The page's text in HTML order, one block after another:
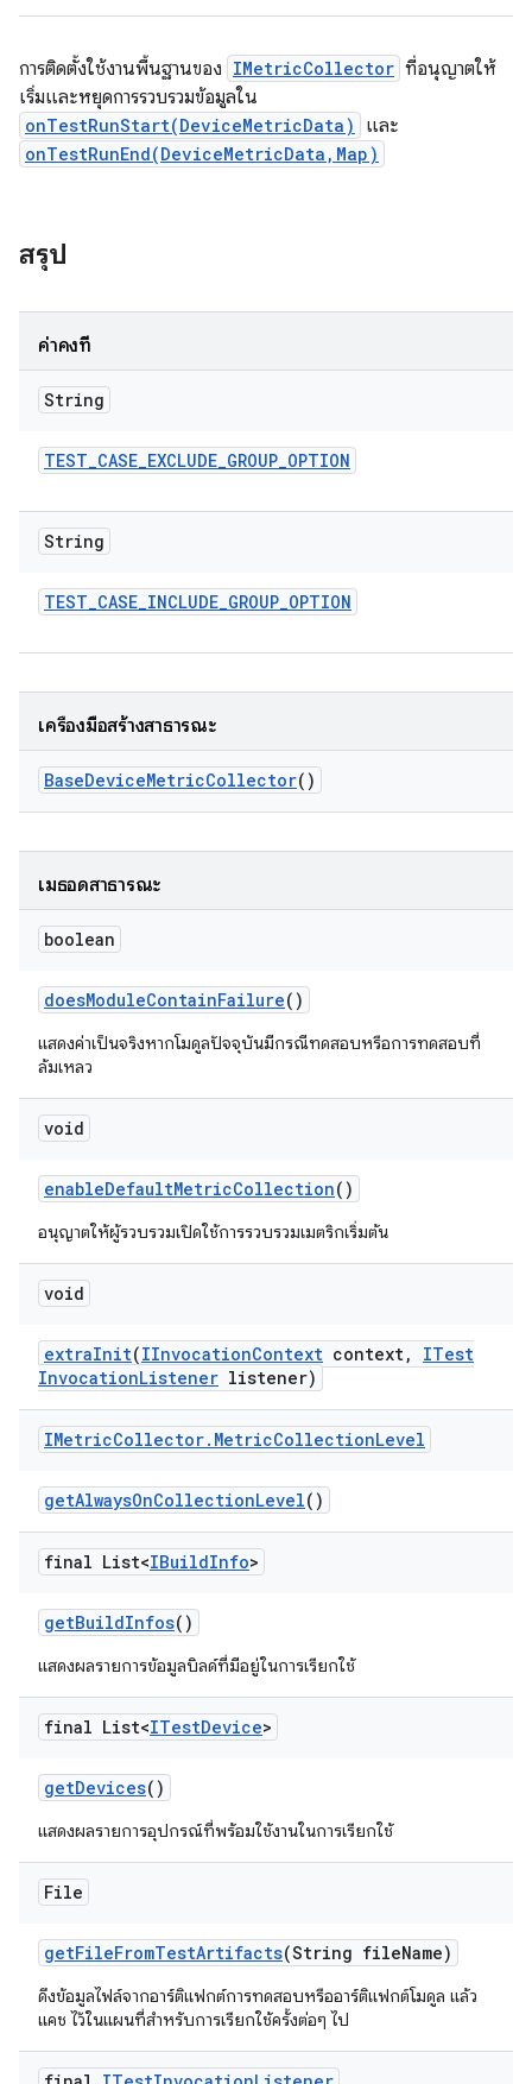
การติดตั้งใช้งานพื้นฐานของ IMetricCollector ที่อนุญาตให้
เริ่มและหยุดการรวบรวมข้อมูลใน
onTestRunStart(DeviceMetricData) และ
onTestRunEnd(DeviceMetricData,Map)
สรุป
ค่าคงที่
String
TEST_CASE_EXCLUDE_GROUP_OPTION
String
TEST_CASE_INCLUDE_GROUP_OPTION
เครื่องมือสร้างสาธารณะ
BaseDeviceMetricCollector()
เมธอดสาธารณะ
boolean
doesModuleContainFailure()
แสดงค่าเป็นจริงหากโมดูลปัจจุบันมีกรณีทดสอบหรือการทดสอบที่
ล้มเหลว
void
enableDefaultMetricCollection()
อนุญาตให้ผู้รวบรวมเปิดใช้การรวบรวมเมตริกเริ่มต้น
void
extraInit(IInvocationContext context,
ITest
InvocationListener listener)
IMetricCollector. MetricCollectionLevel
getAlwaysOnCollectionLevel()
final List<IBuildInfo>
getBuildInfos()
แสดงผลรายการข้อมูลบิลด์ที่มีอยู่ในการเรียกใช้
final List<ITestDevice>
getDevices()
แสดงผลรายการอุปกรณ์ที่พร้อมใช้งานในการเรียกใช้
File
getFileFromTestArtifacts(String fileName)
ดึงข้อมูลไฟล์จากอาร์ติแฟกต์การทดสอบหรืออาร์ติแฟกต์โมดูล แล้ว
แคช ไว้ในแผนที่สำหรับการเรียกใช้ครั้งต่อๆ ไป